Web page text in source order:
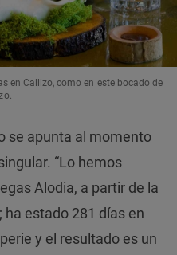
en Callizo, como en este bocado de
se apunta al momento
“Lo hemos
Alodia, a partir de la
estado 281 días en
y el resultado es un